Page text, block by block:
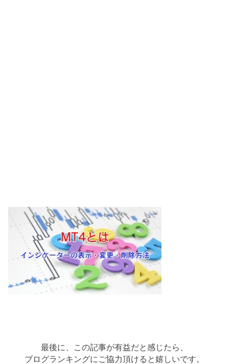
最後に、この記事が有益だと感じたら、
ブログランキングにご協力頂けると嬉しいです。